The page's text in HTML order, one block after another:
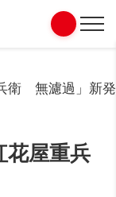
衛 無濾過」新発
屋重兵